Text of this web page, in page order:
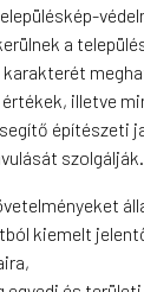
a
illetve
építészeti
szolgálják.
kiemelt